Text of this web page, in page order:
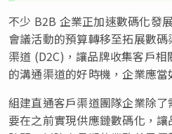
不少 B2B 企業正加速數碼化發
會議活動的預算轉移至拓展數
渠道 (D2C)，讓品牌收集客戶
的溝通渠道的好時機，企業應當
組建直通客戶渠道團隊企業除
要在之前實現供應鏈數碼化，